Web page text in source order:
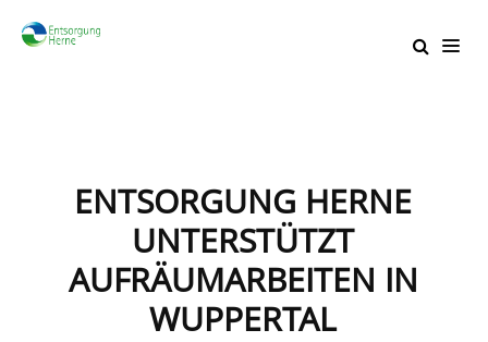
ENTSORGUNG HERNE
UNTERSTÜTZT
AUFRÄUMARBEITEN IN
WUPPERTAL